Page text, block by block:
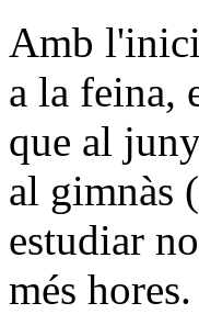
Amb l'inici
a la feina,
que al
al gimnàs
estudiar
més hores.